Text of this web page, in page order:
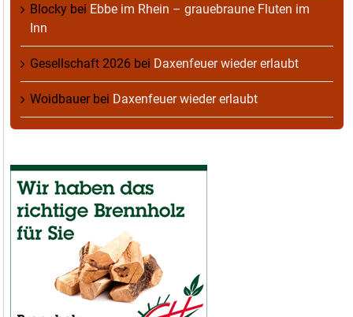
Blocky bei Ebbe im Rhein – grauebraune Fluten im
Inn
Gesellschaft 2026 bei Daxenfeuer wieder erlaubt
Woidbauerbei Daxenfeuer wieder erlaubt